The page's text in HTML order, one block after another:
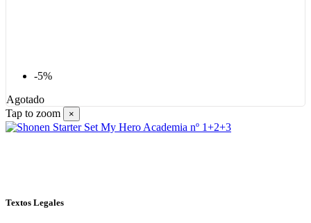
-5%
Agotado
Tap to zoom
×
Textos Legales